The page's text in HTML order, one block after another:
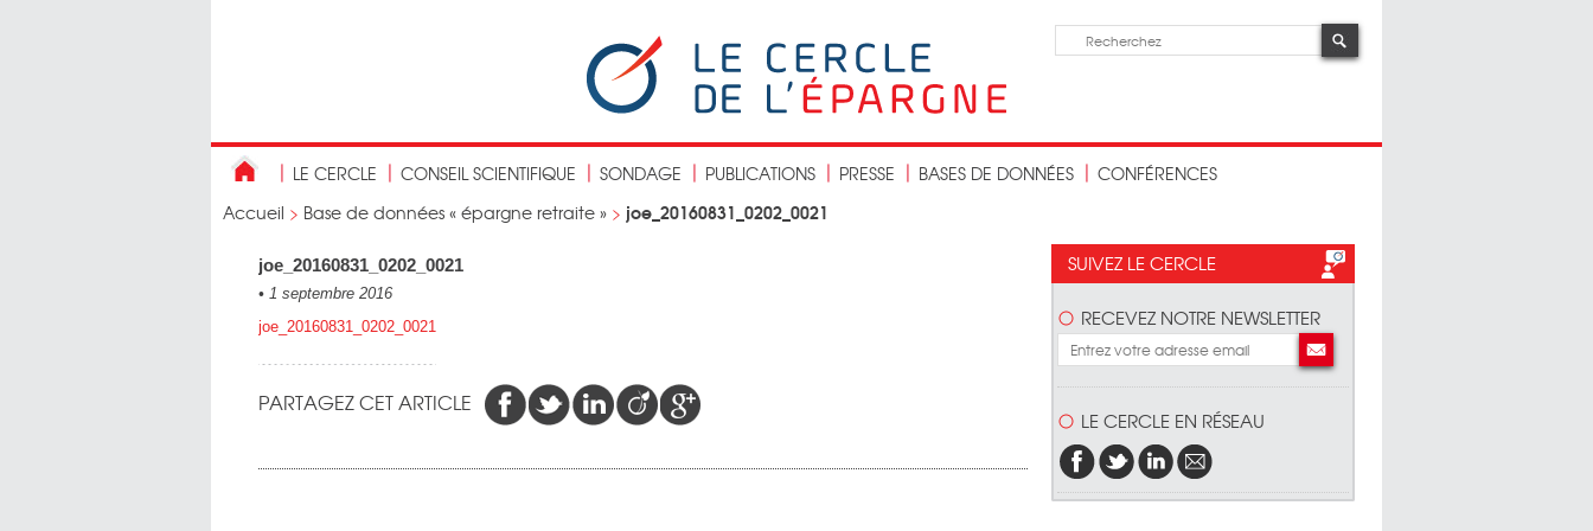
LE CERCLE CONSEIL SCIENTIFIQUE SONDAGE PUBLICATIONS PRESSE BASES DE DONNÉES
CONFÉRENCES
Accueil > Base de données « épargne retraite » > joe_20160831_0202_0021
joe_20160831_0202_0021
• 1 septembre 2016
joe_20160831_0202_0021
PARTAGEZ CET ARTICLE
SUIVEZ LE CERCLE
RECEVEZ NOTRE NEWSLETTER
LE CERCLE EN RÉSEAU